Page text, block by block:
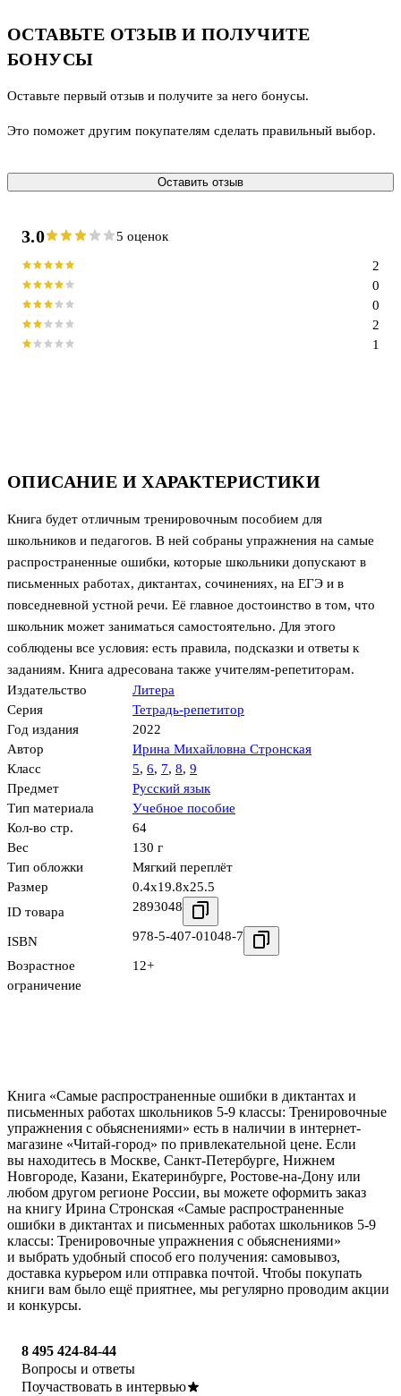
ОПИСАНИЕ И ХАРАКТЕРИСТИКИ
Книга будет отличным тренировочным пособием для
школьников и педагогов. В ней собраны упражнения на самые
распространенные ошибки, которые школьники допускают в
письменных работах, диктантах, сочинениях, на ЕГЭ и в
повседневной устной речи. Её главное достоинство в том, что
школьник может заниматься самостоятельно. Для этого
соблюдены все условия: есть правила, подсказки и ответы к
заданиям. Книга адресована также учителям-репетиторам.
Издательство
Литера
Серия
Тетрадь-репетитор
Год издания
2022
Автор
Ирина Михайловна Стронская
Класс
5, 6, 7, 8, 9
Предмет
Русский язык
Тип материала
Учебное пособие
Кол-во стр.
64
Вес
130 г
Тип обложки
Мягкий переплёт
Размер
0.4x19.8x25.5
ID товара
2893048
ISBN 978-5-407-01048-7
Возрастное
ограничение
12+
ОСТАВЬТЕ ОТЗЫВ И ПОЛУЧИТЕ
БОНУСЫ
Оставьте первый отзыв и получите за него бонусы.
Это поможет другим покупателям сделать правильный выбор.
Оставить отзыв
3.0 5 оценок
1
2
0
0
2
Книга «Самые распространенные ошибки в диктантах и
письменных работах школьников 5-9 классы: Тренировочные
упражнения с обьяснениями» есть в наличии в интернет-
магазине «Читай-город» по привлекательной цене. Если
вы находитесь в Москве, Санкт-Петербурге, Нижнем
Новгороде, Казани, Екатеринбурге, Ростове-на-Дону или
любом другом регионе России, вы можете оформить заказ
на книгу Ирина Стронская «Самые распространенные
ошибки в диктантах и письменных работах школьников 5-9
классы: Тренировочные упражнения с обьяснениями»
и выбрать удобный способ его получения: самовывоз,
доставка курьером или отправка почтой. Чтобы покупать
книги вам было ещё приятнее, мы регулярно проводим акции
и конкурсы.
8 495 424-84-44
Вопросы и ответы
Поучаствовать в интервью